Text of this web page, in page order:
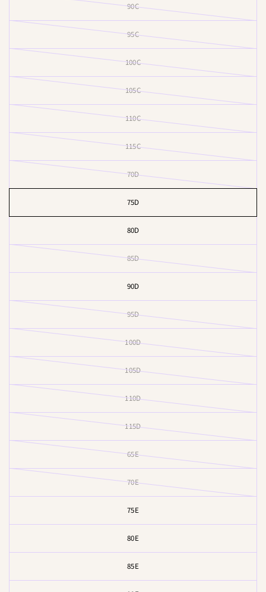
90C
95C
100C
105C
110C
115C
70D
75D
80D
85D
90D
95D
100D
105D
110D
115D
65E
70E
75E
80E
85E